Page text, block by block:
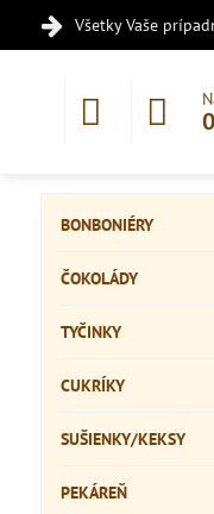
Všetky Vaše
BONBONIÉRY
ČOKOLÁDY
TYČINKY
CUKRÍKY
SUŠIENKY/KEKSY
PEKÁREŇ